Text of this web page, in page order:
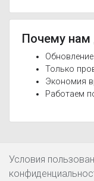
Почему нам
Только
Экономия
Работаем
Условия